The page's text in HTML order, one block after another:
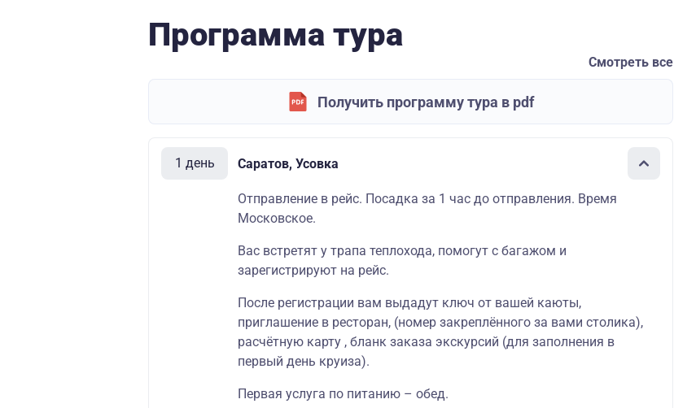
Программа тура
Смотреть все
Получить программу тура в pdf
1 день Саратов, Усовка
Отправление в рейс. Посадка за 1 час до отправления. Время
Московское.
Вас встретят у трапа теплохода, помогут с багажом и
зарегистрируют на рейс.
После регистрации вам выдадут ключ от вашей каюты,
приглашение в ресторан, (номер закреплённого за вами столика),
расчётную карту , бланк заказа экскурсий (для заполнения в
первый день круиза).
Первая услуга по питанию – обед.